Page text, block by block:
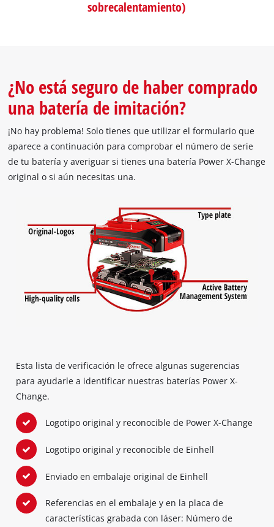
sobrecalentamiento)
¿No está seguro de haber comprado
una batería de imitación?
¡No hay problema! Solo tienes que utilizar el formulario que
aparece a continuación para comprobar el número de serie
de tu batería y averiguar si tienes una batería Power X-Change
original o si aún necesitas una.
Esta lista de verificación le ofrece algunas sugerencias
para ayudarle a identificar nuestras baterías Power X-
Change.
Logotipo original y reconocible de Power X-Change
Logotipo original y reconocible de Einhell
Enviado en embalaje original de Einhell
Referencias en el embalaje y en la placa de
características grabada con láser: Número de